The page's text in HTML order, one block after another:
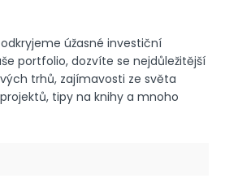
úžasné investiční
portfolio, dozvíte se nejdůležitější
trhů, zajímavosti ze světa
tipy na knihy a mnoho